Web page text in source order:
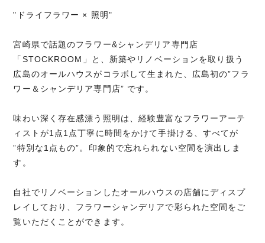
"ドライフラワー × 照明"
宮崎県で話題のフラワー&シャンデリア専門店
「STOCKROOM」と、新築やリノベーションを取り扱う
広島のオールハウスがコラボして生まれた、広島初の”フラ
ワー＆シャンデリア専門店” です。
味わい深く存在感漂う照明は、経験豊富なフラワーアーテ
ィストが1点1点丁寧に時間をかけて手掛ける、すべてが
”特別な1点もの”。印象的で忘れられない空間を演出しま
す。
自社でリノベーションしたオールハウスの店舗にディスプ
レイしており、フラワーシャンデリアで彩られた空間をご
覧いただくことができます。